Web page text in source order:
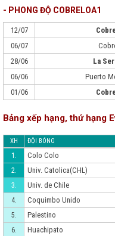
- PHONG ĐỘ COBRELOA1
12/07
06/07
28/06
La
06/06
Puerto
01/06
Bảng xếp hạng, thứ hạng
XH ĐỘI BÓNG
1. Colo Colo
2.
Univ. Catolica(CHL)
3.
Univ. de Chile
4.
Coquimbo Unido
5.
Palestino
6.
Huachipato